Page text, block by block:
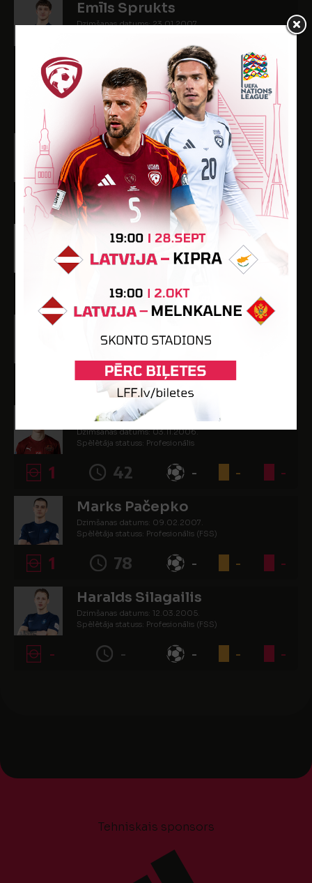
Emīls Sprukts
Dzimšanas datums: 23.01.2007.
- - -
UZBRUCĒJI
Emīls Evelons
Dzimšanas datums: 01.06.2005.
Spēlētāja statuss: Profesionālis (FSS)
1 30 - - -
Markuss Ivulāns
Dzimšanas datums: 19.08.2006.
Spēlētāja statuss: Profesionālis (FSS)
90
Dzimšanas datums: 27.02.2003.
68 - -
Artem Marchuk
Dzimšanas datums: 03.11.2006.
Spēlētāja statuss: Profesionālis
1 42 - - -
Marks Pačepko
Dzimšanas datums: 09.02.2007.
Spēlētāja statuss: Profesionālis (FSS)
1 78 - - -
Haralds Silagailis
Dzimšanas datums: 12.03.2005.
Spēlētāja statuss: Profesionālis (FSS)
- - - - -
Tehniskais sponsors